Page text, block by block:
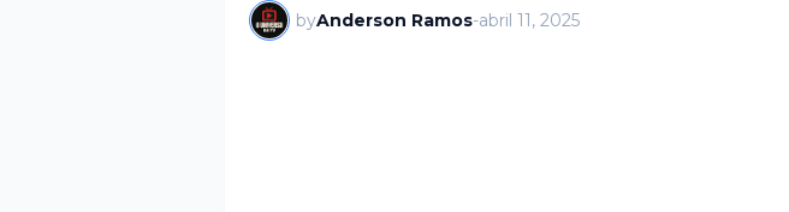
byAnderson Ramos-abril 11, 2025